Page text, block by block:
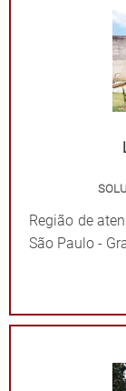
Região de
São Paulo -